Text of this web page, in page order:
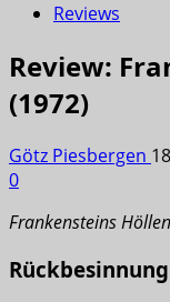
Reviews
Review:
(1972)
Götz Piesbergen
0
Frankensteins